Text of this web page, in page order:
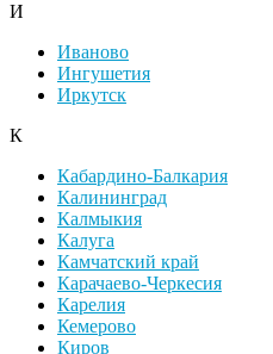
И
Иваново
Ингушетия
Иркутск
К
Кабардино-Балкария
Калининград
Калмыкия
Калуга
Камчатский край
Карачаево-Черкесия
Карелия
Кемерово
Киров